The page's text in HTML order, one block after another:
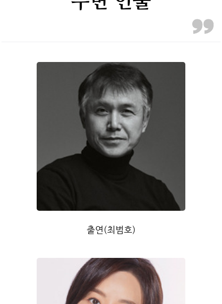
출연(최범호)